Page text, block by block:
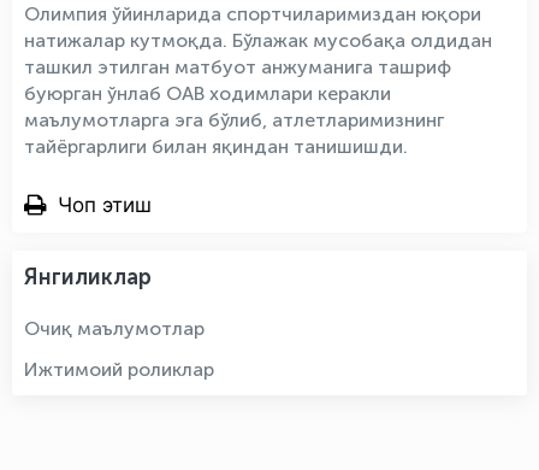
Олимпия ўйинларида спортчиларимиздан юқори
натижалар кутмоқда. Бўлажак мусобақа олдидан
ташкил этилган матбуот анжуманига ташриф
буюрган ўнлаб ОАВ ходимлари керакли
маълумотларга эга бўлиб, атлетларимизнинг
тайёргарлиги билан яқиндан танишишди.
Чоп этиш
Янгиликлар
Очиқ маълумотлар
Ижтимоий роликлар